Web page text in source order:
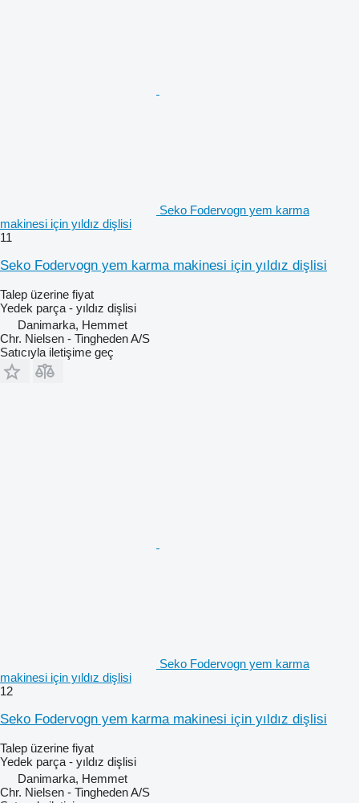
Seko Fodervogn yem karma
makinesi için yıldız dişlisi
11
Seko Fodervogn yem karma makinesi için yıldız dişlisi
Talep üzerine fiyat
Yedek parça - yıldız dişlisi
Danimarka, Hemmet
Chr. Nielsen - Tingheden A/S
Satıcıyla iletişime geç
Seko Fodervogn yem karma
makinesi için yıldız dişlisi
12
Seko Fodervogn yem karma makinesi için yıldız dişlisi
Talep üzerine fiyat
Yedek parça - yıldız dişlisi
Danimarka, Hemmet
Chr. Nielsen - Tingheden A/S